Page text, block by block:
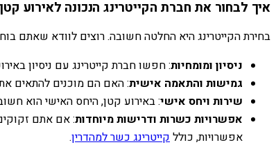
איך לבחור את חברת הקייטרינג הנכונה לאירוע
בחירת הקייטרינג היא החלטה חשובה. רוצים לוודא שאתם
ניסיון ומומחיות: חפשו חברת קייטרינג עם ניסיון
גמישות והתאמה אישית: האם הם מוכנים להתאים
שירות ויחס אישי: באירוע קטן, היחס האישי הוא
אפשרויות כשרות ודרישות מיוחדות: אם אתם
אפשרויות, כוללקייטרינג כשר למהדרין.